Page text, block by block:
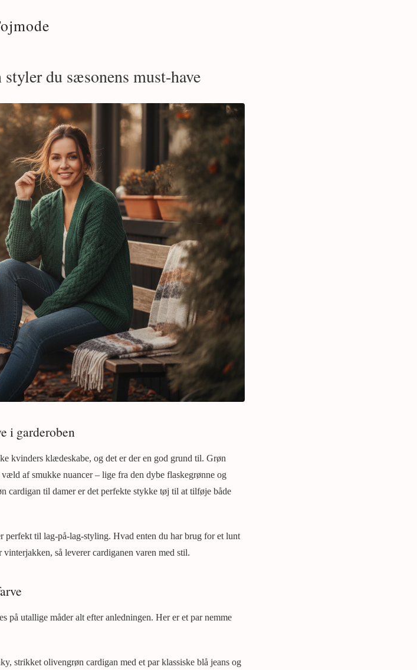
du sæsonens must-have
i garderoben
kvinders klædeskabe, og det er der en god grund til. Grøn
af smukke nuancer – lige fra den dybe flaskegrønne og
cardigan til damer er det perfekte stykke tøj til at tilføje både
perfekt til lag-på-lag-styling. Hvad enten du har brug for et lunt
så leverer cardiganen varen med stil.
på utallige måder alt efter anledningen. Her er et par nemme
strikket olivengrøn cardigan med et par klassiske blå jeans og